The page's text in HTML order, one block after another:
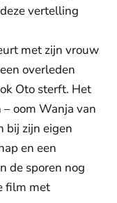
vertelling
met zijn vrouw
overleden
Oto sterft. Het
oom Wanja van
bij zijn eigen
en een
de sporen nog
film met